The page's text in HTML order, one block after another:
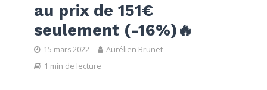
au prix de 151€
seulement (-16%)🔥
15 mars 2022
Aurélien Brunet
1 min de lecture